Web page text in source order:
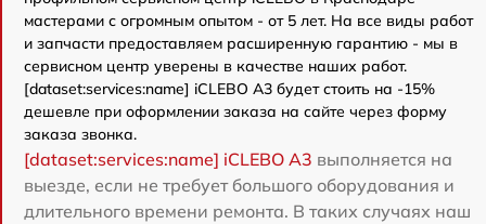
мастерами с огромным опытом - от 5 лет. На все виды работ
и запчасти предоставляем расширенную гарантию - мы в
сервисном центр уверены в качестве наших работ.
[dataset:services:name] iCLEBO A3 будет стоить на -15%
дешевле при оформлении заказа на сайте через форму
заказа звонка.
[dataset:services:name] iCLEBO A3 выполняется на
выезде, если не требует большого оборудования и
длительного времени ремонта. В таких случаях наш